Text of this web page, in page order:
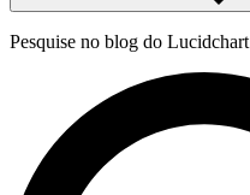
Pesquise no blog do Lucidchart